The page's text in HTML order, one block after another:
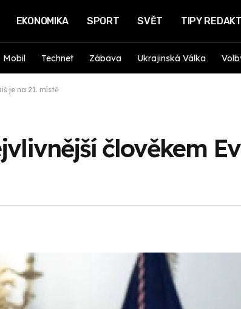
EKONOMIKA SPORT SVĚT TIPY
Mobil Technet Zábava Ukrajinská Válka
je na 21. místě
člověkem